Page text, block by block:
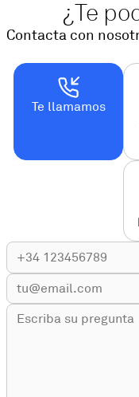
¿Te
Contacta con
Te llamamos